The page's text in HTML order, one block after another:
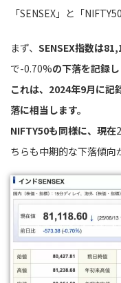
「SENSEX」と「
まず、 SENSEX指数は
で-0.70%の下落を記録し
これは、2024年9月に記
落に相当します。
NIFTY50も同様に、現在
ちらも中期的な下落傾向